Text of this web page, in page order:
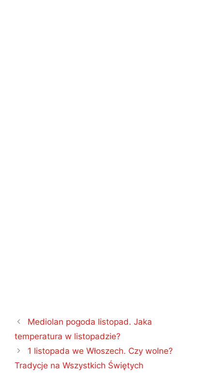
Nawigacja
wpisu
Mediolan pogoda listopad. Jaka
temperatura w listopadzie?
1 listopada we Włoszech. Czy wolne?
Tradycje na Wszystkich Świętych